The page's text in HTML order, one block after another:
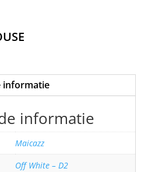
informatie
informatie
Maicazz
Off White – D2